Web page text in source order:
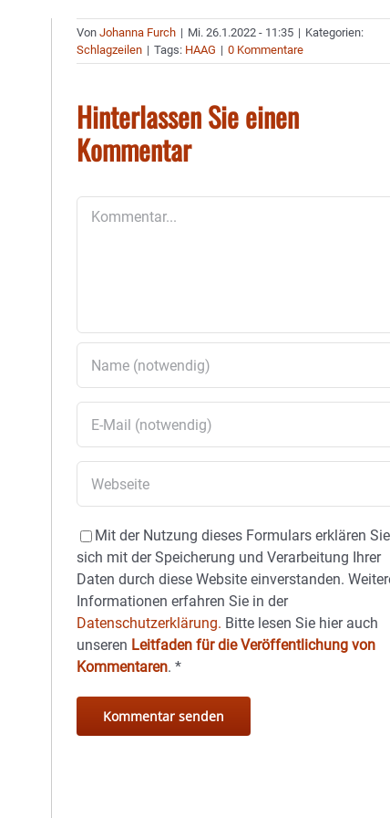
VonJohanna Furch | Mi. 26.1.2022 - 11:35 | Kategorien:
Schlagzeilen | Tags: HAAG | 0 Kommentare
Hinterlassen Sie einen
Kommentar
Mit der Nutzung dieses Formulars erklären Sie
sich mit der Speicherung und Verarbeitung Ihrer
Daten durch diese Website einverstanden.
Informationen erfahren Sie in der
Datenschutzerklärung. Bitte lesen Sie hier auch
unseren Leitfaden für die Veröffentlichung von
Kommentaren.*